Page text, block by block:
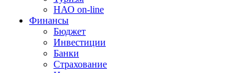
НАО on-line
Финансы
Бюджет
Инвестиции
Банки
Страхование